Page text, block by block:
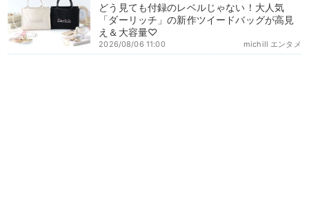
どう見ても付録のレベルじゃない！大人気
「ダーリッチ」の新作ツイードバッグが高見
え＆大容量♡
michill エンタメ
2026/08/06 11:00